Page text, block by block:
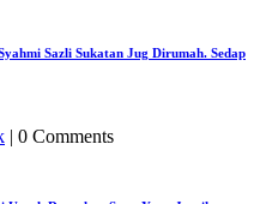
Sazli Sukatan Jug Dirumah. Sedap
| 0 Comments